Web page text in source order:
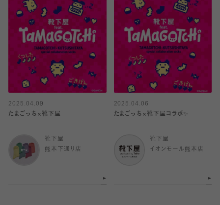
2025.04.09
たまごっち×靴下屋
靴下屋
熊本下通り店
2025.04.06
たまごっち×靴下屋コラボ✨
靴下屋
イオンモール熊本店